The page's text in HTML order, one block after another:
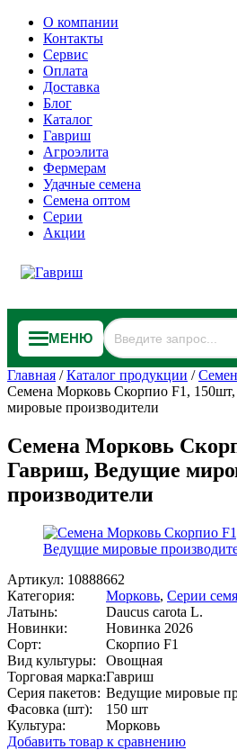
О компании
Контакты
Сервис
Оплата
Доставка
Блог
Каталог
Гавриш
Агроэлита
Фермерам
Удачные семена
Семена оптом
Серии
Акции
МЕНЮ
Главная /Каталог продукции /
Семена Морковь Скорпио F1,
мировые производители
Семена Морковь
Гавриш, Ведущие
производители
Артикул: 10888662
Категория:
Морковь, Серии
Латынь:
Daucus carota L.
Новинки:
Новинка 2026
Сорт:
Скорпио F1
Вид культуры:
Овощная
Торговая марка:Гавриш
Серия пакетов: Ведущие мировые
Фасовка (шт):
150 шт
Культура:
Морковь
Добавить товар к сравнению